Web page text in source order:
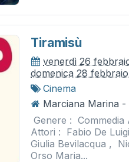
Tiramisù
venerdì 26
domenica 28
Cinema
Marciana Marina -
Genere :
Attori : Fabio De
Giulia Bevilacqua ,
Orso Maria...